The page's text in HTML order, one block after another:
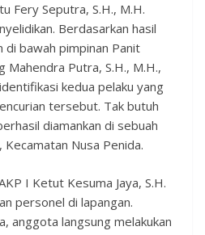
Fery Seputra, S.H., M.H.
Berdasarkan hasil
bawah pimpinan Panit
Mahendra Putra, S.H., M.H.,
kedua pelaku yang
tersebut. Tak butuh
diamankan di sebuah
Nusa Penida.
I Ketut Kesuma Jaya, S.H.
personel di lapangan.
anggota langsung melakukan